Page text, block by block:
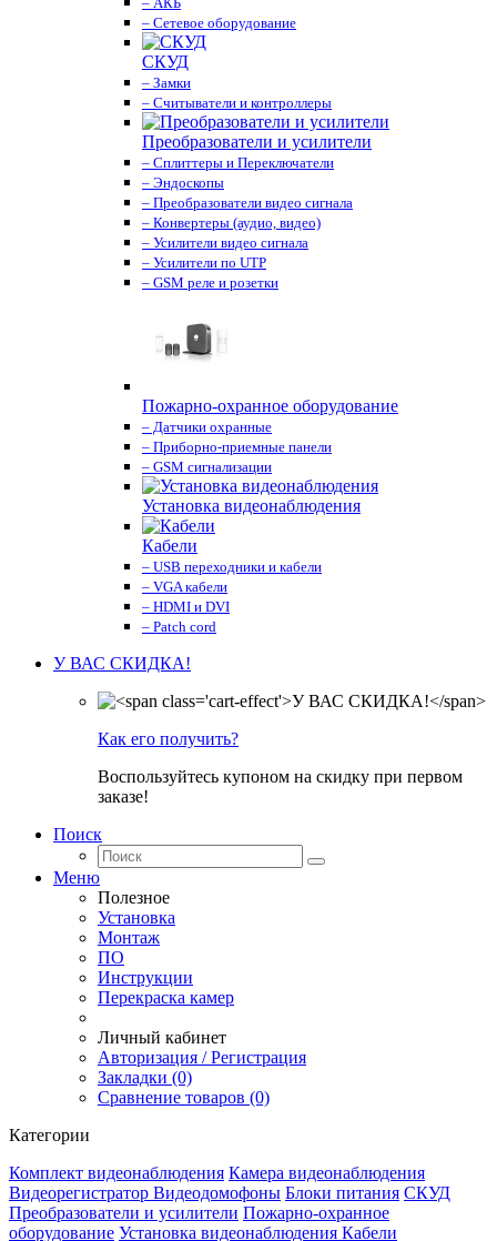
– Сетевое оборудование
СКУД
– Замки
– Считыватели и контроллеры
Преобразователи и усилители
– Сплиттеры и Переключатели
– Эндоскопы
– Преобразователи видео сигнала
– Конвертеры (аудио, видео)
– Усилители видео сигнала
– Усилители по UTP
– GSM реле и розетки
Пожарно-охранное оборудование
– Датчики охранные
– Приборно-приемные панели
– GSM сигнализации
Установка видеонаблюдения
Кабели
– USB переходники и кабели
– VGA кабели
– HDMI и DVI
– Patch cord
У ВАС СКИДКА!
Как его получить?
Воспользуйтесь купоном на скидку при первом
заказе!
Поиск
Меню
Полезное
Установка
Монтаж
ПО
Инструкции
Перекраска камер
Личный кабинет
Авторизация / Регистрация
Закладки (0)
Сравнение товаров (0)
Категории
Комплект видеонаблюдения Камера видеонаблюдения
Видеорегистратор Видеодомофоны Блоки питания СКУД
Преобразователи и усилители Пожарно-охранное
оборудование Установка видеонаблюдения Кабели